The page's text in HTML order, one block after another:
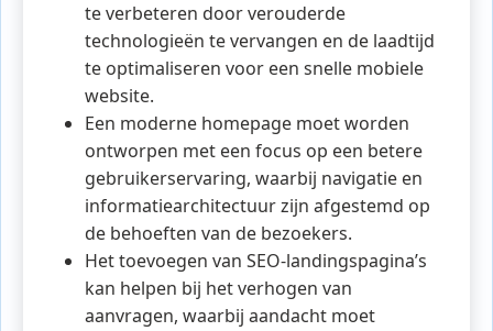
te verbeteren door verouderde
technologieën te vervangen en de laadtijd
te optimaliseren voor een snelle mobiele
website.
Een moderne homepage moet worden
ontworpen met een focus op een betere
gebruikerservaring, waarbij navigatie en
informatiearchitectuur zijn afgestemd op
de behoeften van de bezoekers.
Het toevoegen van SEO-landingspagina’s
kan helpen bij het verhogen van
aanvragen, waarbij aandacht moet